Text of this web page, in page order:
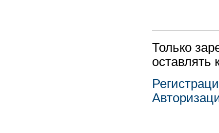
Только
оставлять